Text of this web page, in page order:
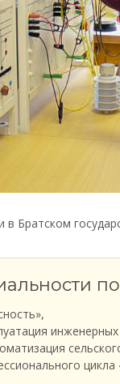
в Братском